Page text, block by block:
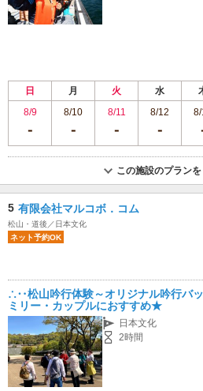
日 月 火 水
8/9
8/10 8/11 8/12
この施設のプラン
5 有限会社マルコボ．コム
松山・道後／日本文化
ネット予約OK
∴‥松山吟行体験～オリジナル吟行バ
ミリー・カップルにおすすめ★
日本文化
2時間